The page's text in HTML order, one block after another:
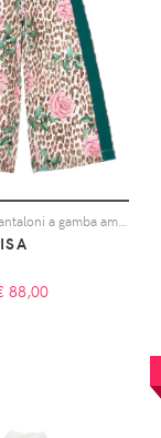
Monnalisa Pantaloni a gamba ampia con stampa - Marrone
88,00